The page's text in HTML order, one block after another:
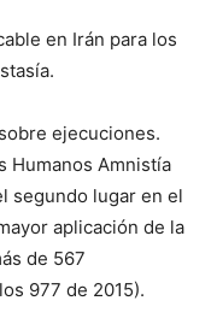
en Irán para los
ejecuciones.
Humanos Amnistía
segundo lugar en el
aplicación de la
de 567
977 de 2015).